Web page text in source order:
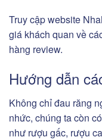
Truy cập website
giá khách quan về
hàng review.
Hướng dẫn
Không chỉ đau răng
nhức, chúng ta còn
như rượu gấc, rượu